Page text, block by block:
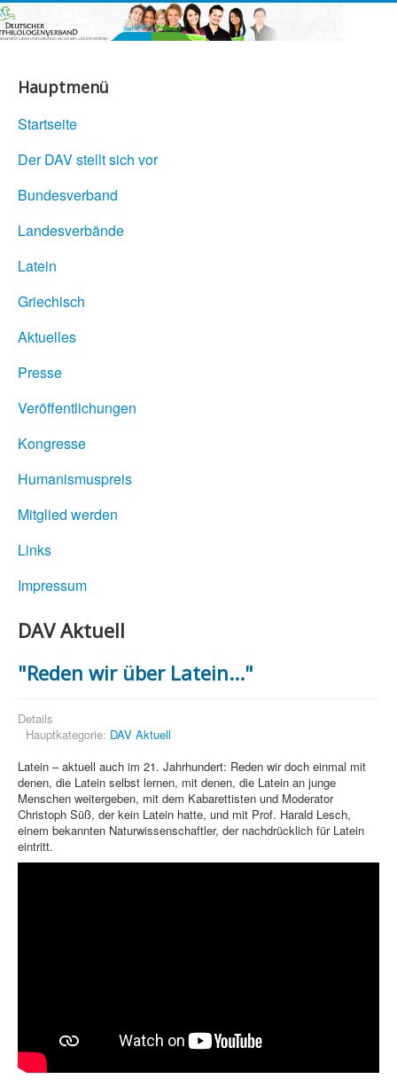
Hauptmenü
Startseite
Der DAV stellt sich vor
Bundesverband
Landesverbände
Latein
Griechisch
Aktuelles
Presse
Veröffentlichungen
Kongresse
Humanismuspreis
Mitglied werden
Links
Impressum
DAV Aktuell
"Reden wir über Latein..."
Details
Hauptkategorie: DAV Aktuell
Latein – aktuell auch im 21. Jahrhundert: Reden wir doch einmal mit
denen, die Latein selbst lernen, mit denen, die Latein an junge
Menschen weitergeben, mit dem Kabarettisten und Moderator
Christoph Süß, der kein Latein hatte, und mit Prof. Harald Lesch,
einem bekannten Naturwissenschaftler, der nachdrücklich für Latein
eintritt.